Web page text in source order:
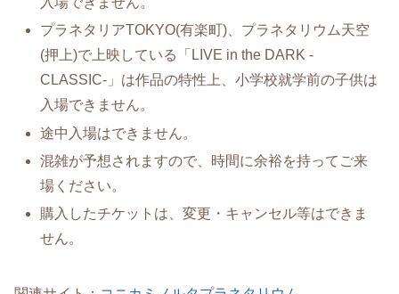
プラネタリアTOKYO(有楽町)、プラネタリウム天空
(押上)で上映している「LIVE in the DARK -
CLASSIC-」は作品の特性上、小学校就学前の子供は
入場できません。
途中入場はできません。
混雑が予想されますので、時間に余裕を持ってご来
場ください。
購入したチケットは、変更・キャンセル等はできま
せん。